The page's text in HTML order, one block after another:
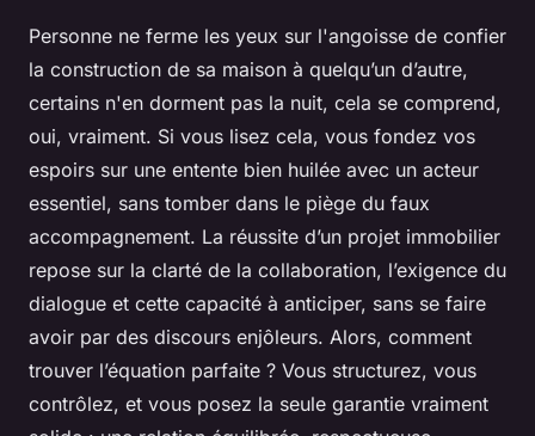
Personne ne ferme les yeux sur l'angoisse de confier
la construction de sa maison à quelqu’un d’autre,
certains n'en dorment pas la nuit, cela se comprend,
oui, vraiment. Si vous lisez cela, vous fondez vos
espoirs sur une entente bien huilée avec un acteur
essentiel, sans tomber dans le piège du faux
accompagnement. La réussite d’un projet immobilier
repose sur la clarté de la collaboration, l’exigence du
dialogue et cette capacité à anticiper, sans se faire
avoir par des discours enjôleurs. Alors, comment
trouver l’équation parfaite ? Vous structurez, vous
contrôlez, et vous posez la seule garantie vraiment